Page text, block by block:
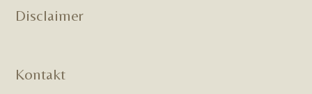
Disclaimer
Kontakt